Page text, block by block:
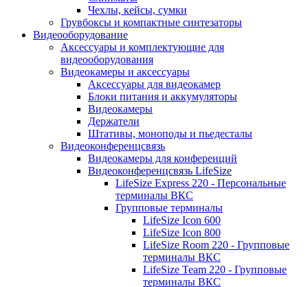
Чехлы, кейсы, сумки
Грувбоксы и компактные синтезаторы
Видеооборудование
Аксессуары и комплектующие для
видеооборудования
Видеокамеры и аксессуары
Аксессуары для видеокамер
Блоки питания и аккумуляторы
Видеокамеры
Держатели
Штативы, моноподы и пьедесталы
Видеоконференцсвязь
Видеокамеры для конференций
Видеоконференцсвязь LifeSize
LifeSize Express 220 - Персональные
терминалы ВКС
Групповые терминалы
LifeSize Icon 600
LifeSize Icon 800
LifeSize Room 220 - Групповые
терминалы ВКС
LifeSize Team 220 - Групповые
терминалы ВКС